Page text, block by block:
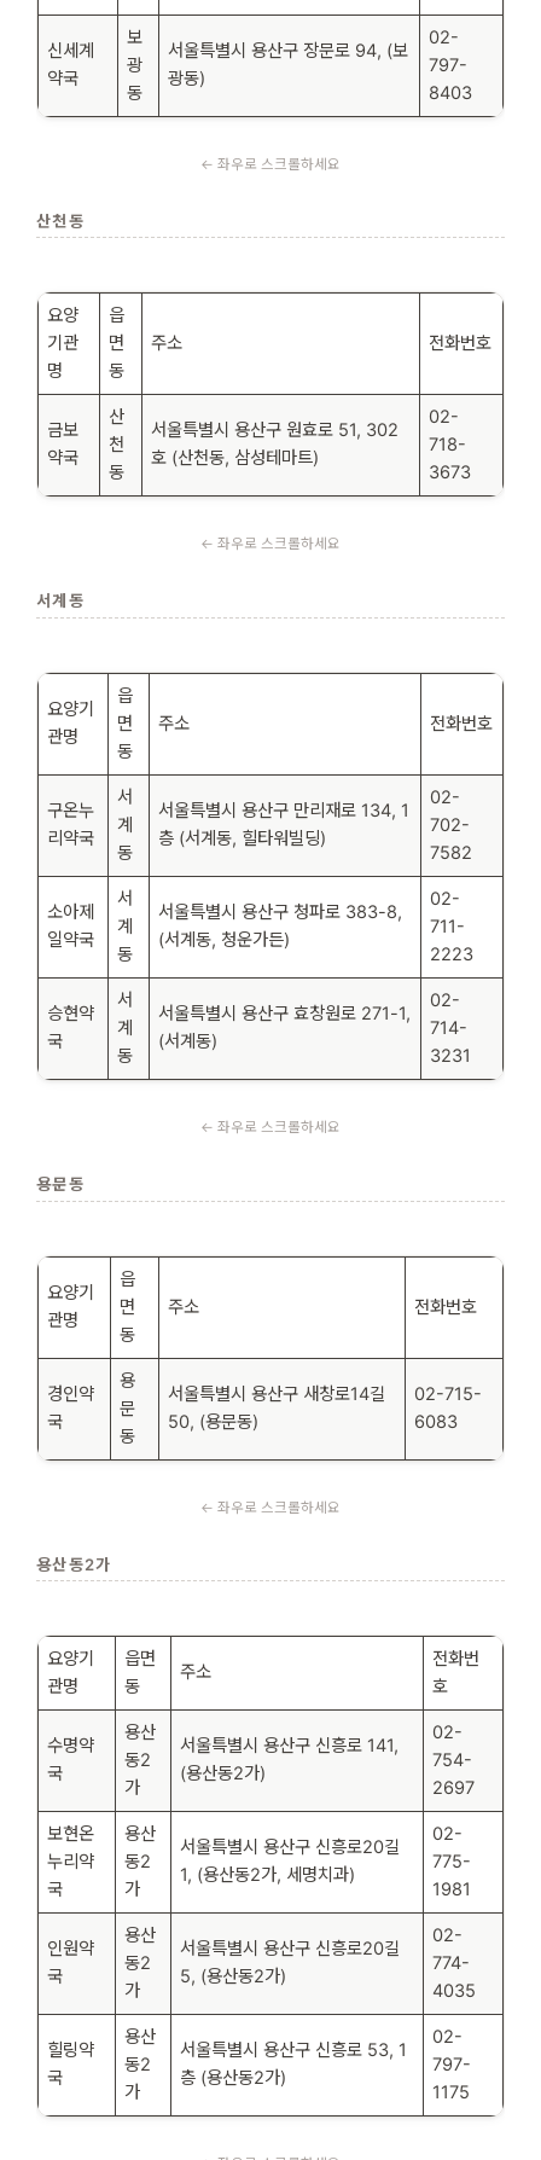
신세계
약국
보
광
동
서울특별시 용산구 장문로 94, (보
광동)
02-
797-
8403
산천동
요양
기관
명
읍
면
동
주소 전화번호
금보
약국
산
천
동
서울특별시 용산구 원효로 51, 302
호 (산천동, 삼성테마트)
02-
718-
3673
서계동
요양기
관명
읍
면
동
주소 전화번호
구온누
리약국
서
계
동
서울특별시 용산구 만리재로 134, 1
층 (서계동, 힐타워빌딩)
02-
702-
7582
소아제
일약국
서
계
동
서울특별시 용산구 청파로 383-8,
(서계동, 청운가든)
02-
711-
2223
승현약
국
서
계
동
서울특별시 용산구 효창원로 271-1,
(서계동)
02-
714-
3231
용문동
요양기
관명
읍
면
동
주소 전화번호
경인약
국
용
문
동
서울특별시 용산구 새창로14길
50, (용문동)
02-715-
6083
용산동2가
요양기
관명
읍면
동
주소
전화번
호
수명약
국
용산
동2
가
서울특별시 용산구 신흥로 141,
(용산동2가)
02-
754-
2697
보현온
누리약
국
용산
동2
가
서울특별시 용산구 신흥로20길
1, (용산동2가, 세명치과)
02-
775-
1981
인원약
국
용산
동2
가
서울특별시 용산구 신흥로20길
5, (용산동2가)
02-
774-
4035
힐링약
국
용산
동2
가
서울특별시 용산구 신흥로 53, 1
층 (용산동2가)
02-
797-
1175